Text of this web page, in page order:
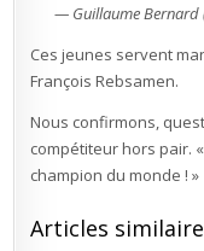
— Guillaume Bernard
Ces jeunes servent
François Rebsamen.
Nous confirmons,
compétiteur hors pair.
champion du monde ! »
Articles